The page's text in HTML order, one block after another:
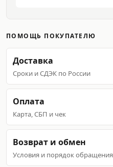
ПОМОЩЬ ПОКУПАТЕЛЮ
Доставка
Сроки и СДЭК по России
Оплата
Карта, СБП и чек
Возврат и обмен
Условия и порядок обращения